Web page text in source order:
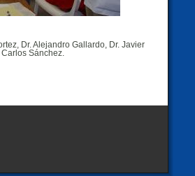
Dr. Alejandro Gallardo, Dr. Javier
Sánchez.